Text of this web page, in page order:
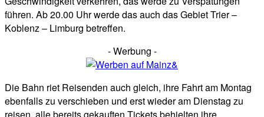
führen. Ab 20.00 Uhr werde das auch das Gebiet Trier –
Koblenz – Limburg betreffen.
- Werbung -
Die Bahn riet Reisenden auch gleich, ihre Fahrt am Montag
ebenfalls zu verschieben und erst wieder am Dienstag zu